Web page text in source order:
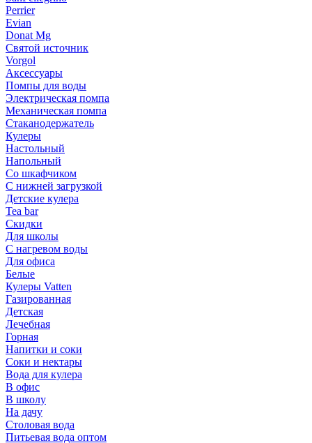
Perrier
Evian
Donat Mg
Святой источник
Vorgol
Аксессуары
Помпы для воды
Электрическая помпа
Механическая помпа
Стаканодержатель
Кулеры
Настольный
Напольный
Со шкафчиком
С нижней загрузкой
Детские кулера
Tea bar
Скидки
Для школы
С нагревом воды
Для офиса
Белые
Кулеры Vatten
Газированная
Детская
Лечебная
Горная
Напитки и соки
Соки и нектары
Вода для кулера
В офис
В школу
На дачу
Столовая вода
Питьевая вода оптом